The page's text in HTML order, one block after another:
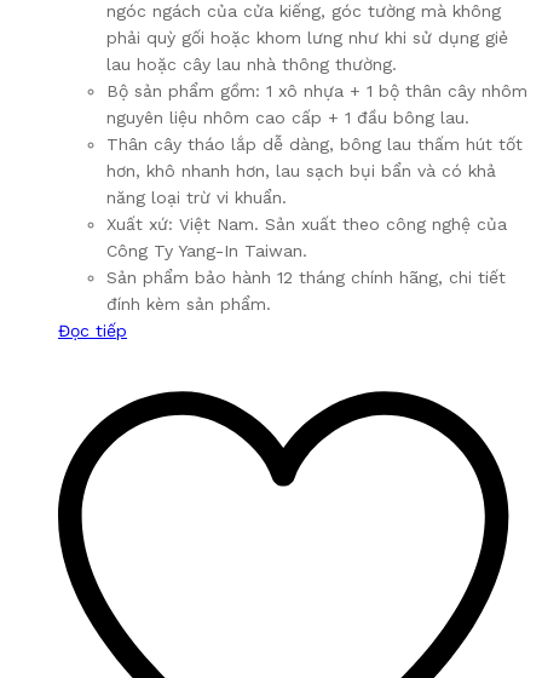
ngóc ngách của cửa kiếng, góc tường mà không
phải quỳ gối hoặc khom lưng như khi sử dụng giẻ
lau hoặc cây lau nhà thông thường.
Bộ sản phẩm gồm: 1 xô nhựa + 1 bộ thân cây nhôm
nguyên liệu nhôm cao cấp + 1 đầu bông lau.
Thân cây tháo lắp dễ dàng, bông lau thấm hút tốt
hơn, khô nhanh hơn, lau sạch bụi bẩn và có khả
năng loại trừ vi khuẩn.
Xuất xứ: Việt Nam. Sản xuất theo công nghệ của
Công Ty Yang-In Taiwan.
Sản phẩm bảo hành 12 tháng chính hãng, chi tiết
đính kèm sản phẩm.
Đọc tiếp